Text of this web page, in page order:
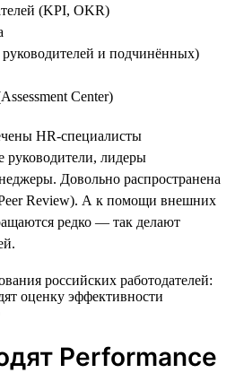
(KPI, OKR)
руководителей и подчинённых)
Center)
HR-специалисты
лидеры
Довольно распространена
Review). А к помощи внешних
редко — так делают
Performance